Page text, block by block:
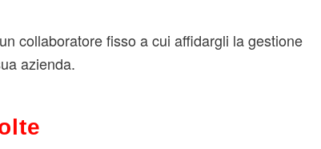
collaboratore fisso a cui affidargli la gestione
azienda.